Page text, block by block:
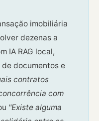
imobiliária
dezenas a
IA RAG local,
documentos e
contratos
com
"Existe alguma